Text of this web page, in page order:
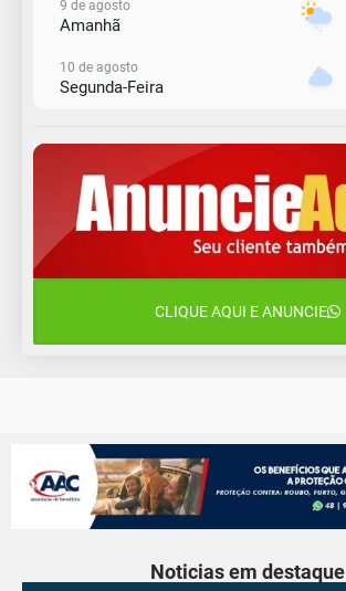
9 de agosto
Amanhã
10 de agosto
Segunda-Feira
Terça-Feira
12 de agosto
Quarta-Feira
CLIQUE AQUI E ANUNCIE
Noticias em destaque